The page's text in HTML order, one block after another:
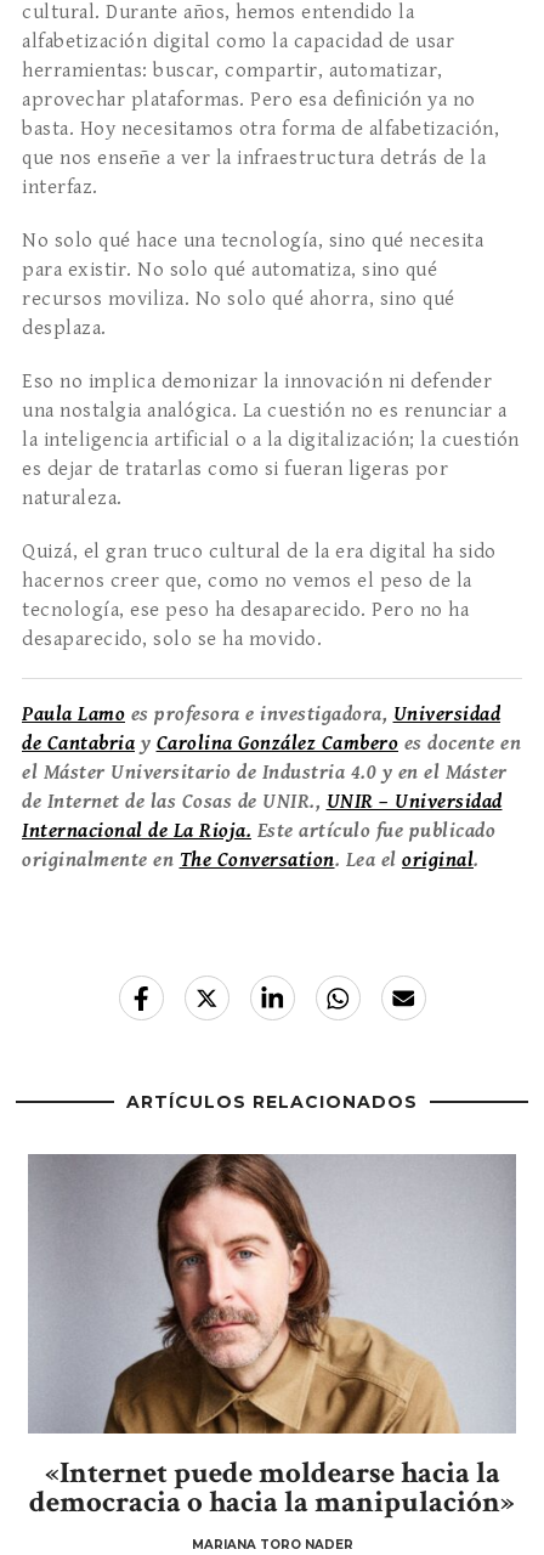
cultural. Durante años, hemos entendido la
alfabetización digital como la capacidad de usar
herramientas: buscar, compartir, automatizar,
aprovechar plataformas. Pero esa definición ya no
basta. Hoy necesitamos otra forma de alfabetización,
que nos enseñe a ver la infraestructura detrás de la
interfaz.
No solo qué hace una tecnología, sino qué necesita
para existir. No solo qué automatiza, sino qué
recursos moviliza. No solo qué ahorra, sino qué
desplaza.
Eso no implica demonizar la innovación ni defender
una nostalgia analógica. La cuestión no es renunciar a
la inteligencia artificial o a la digitalización; la cuestión
es dejar de tratarlas como si fueran ligeras por
naturaleza.
Quizá, el gran truco cultural de la era digital ha sido
hacernos creer que, como no vemos el peso de la
tecnología, ese peso ha desaparecido. Pero no ha
desaparecido, solo se ha movido.
Paula Lamo es profesora e investigadora, Universidad
de Cantabria y Carolina González Cambero es docente en
el Máster Universitario de Industria 4.0 y en el Máster
de Internet de las Cosas de UNIR., UNIR – Universidad
Internacional de La Rioja. Este artículo fue publicado
originalmente en The Conversation. Lea el original.
ARTÍCULOS RELACIONADOS
«Internet puede moldearse hacia la
democracia o hacia la manipulación»
MARIANA TORO NADER